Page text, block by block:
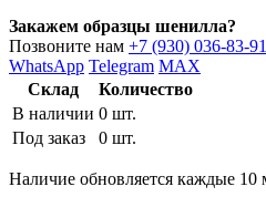
Закажем образцы шенилла?
Позвоните нам +7 (930) 036-83-91
WhatsApp Telegram MAX
Склад
Количество
В наличии 0 шт.
Под заказ
0 шт.
Наличие обновляется каждые 10